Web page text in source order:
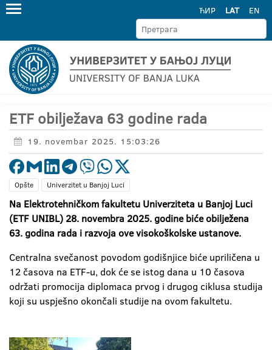
ЋИР LAT EN
ETF obilježava 63 godine rada
19. novembar 2025. 15:03:26
Opšte Univerzitet u Banjoj Luci
Na Elektrotehničkom fakultetu Univerziteta u Banjoj Luci
(ETF UNIBL) 28. novembra 2025. godine biće obilježena
63. godina rada i razvoja ove visokoškolske ustanove.
Centralna svečanost povodom godišnjice biće upriličena u
12 časova na ETF-u, dok će se istog dana u 10 časova
održati promocija diplomaca prvog i drugog ciklusa studija
koji su uspješno okončali studije na ovom fakultetu.